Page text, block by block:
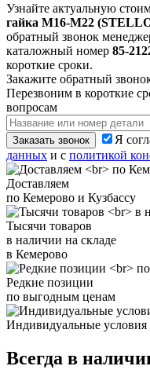
Узнайте актуальную
гайка М16-М22
обратный звонок
каталожный номер 85-
короткие сроки.
Закажите обратный
Перезвоним в короткие
вопросам
Заказать звонок Я
данных и с политикой
Доставляем
по Кемерово и Кузбассу
Тысячи товаров
в наличии на складе
в Кемерово
Редкие позиции
по выгодным ценам
Индивидуальные условия
Всегда в